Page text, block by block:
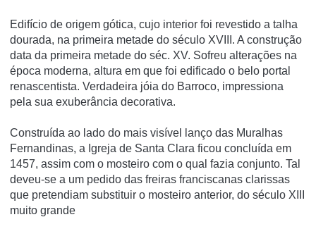
Edifício de origem gótica, cujo interior foi revestido a talha
dourada, na primeira metade do século XVIII. A construção
data da primeira metade do séc. XV. Sofreu alterações na
época moderna, altura em que foi edificado o belo portal
renascentista. Verdadeira jóia do Barroco, impressiona
pela sua exuberância decorativa.
Construí­da ao lado do mais visí­vel lanço das Muralhas
Fernandinas, a Igreja de Santa Clara ficou concluí­da em
1457, assim com o mosteiro com o qual fazia conjunto. Tal
deveu-se a um pedido das freiras franciscanas clarissas
que pretendiam substituir o mosteiro anterior, do século XIII
muito grande